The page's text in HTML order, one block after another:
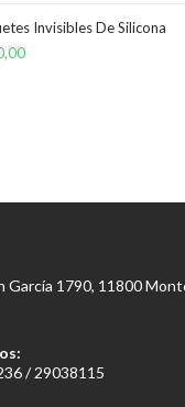
Invisibles De Silicona
García 1790, 11800
/ 29038115